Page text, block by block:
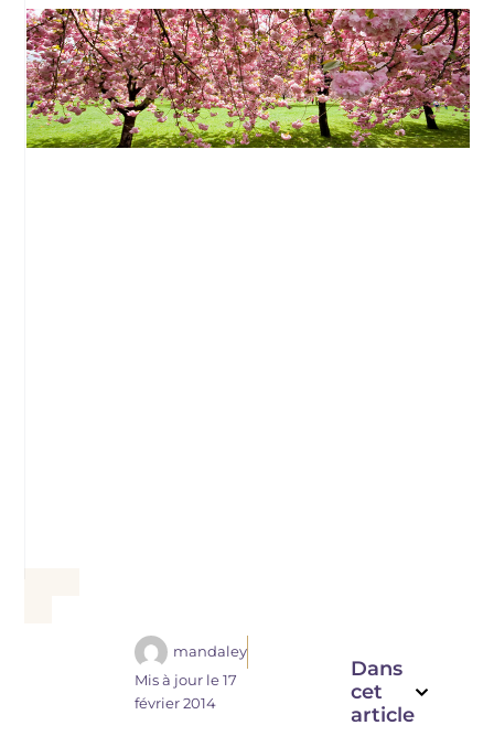
mandaley
Mis à jour le17
février 2014
Dans
cet
article